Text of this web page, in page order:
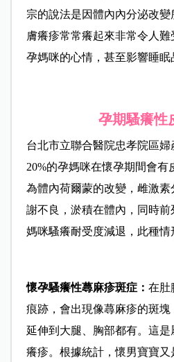
宗的說法是因體內內分泌改
膚癢疹常常癢起來非常令人
孕媽咪的心情，甚至影響睡眠
孕期騷癢性
台北市立聯合醫院忠孝院區婦
20%的孕媽咪在懷孕期間會有
為體內荷爾蒙的改變，雌激
謝不良，淤積在體內，同時
媽咪騷癢耐受度減退，此種情
懷孕騷癢性蕁麻疹斑症： 在肚
痕跡，會出現像蕁麻疹的斑
延伸到大腿、胸部都有。這
癢疹。根據統計，懷男寶寶